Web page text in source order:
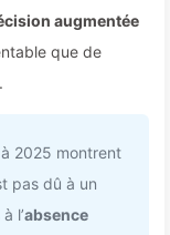
augmentée
que de
2025 montrent
pas dû à un
l’absence